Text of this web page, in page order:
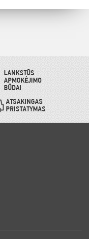
LANKSTŪS
APMOKĖJIMO
BŪDAI
ATSAKINGAS
PRISTATYMAS